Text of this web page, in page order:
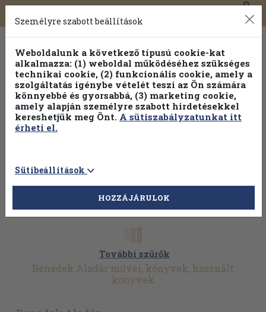
Toggle
navigation
0
Válogasson több mint 30 000 kötet közül
Hobbi témakörökben20% kedvezménnyel!
További szűrők
Benedek Aladár művei, könyvek, használt
könyvek
Személyre szabott beállítások
Weboldalunk a következő típusú cookie-kat
alkalmazza: (1) weboldal működéséhez szükséges
technikai cookie, (2) funkcionális cookie, amely a
szolgáltatás igénybe vételét teszi az Ön számára
könnyebbé és gyorsabbá, (3) marketing cookie,
amely alapján személyre szabott hirdetésekkel
kereshetjük meg Önt. A sütiszabályzatunkat itt
érheti el.
Sütibeállítások
HOZZÁJÁRULOK